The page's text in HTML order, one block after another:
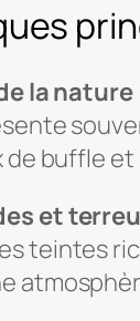
la nature
de buffle
et
teintes